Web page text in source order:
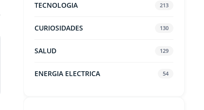
TECNOLOGIA 213
CURIOSIDADES 130
SALUD 129
ENERGIA ELECTRICA 54